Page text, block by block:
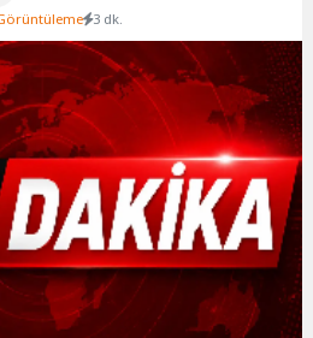
3 dk.